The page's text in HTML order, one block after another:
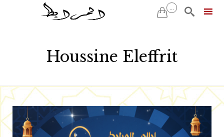
 ... 
content
Houssine Eleffrit